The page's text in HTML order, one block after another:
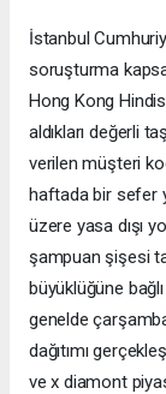
İstanbul
soruşturma
Hong Kong
aldıkları değerli
verilen müşteri
haftada bir sefer
üzere yasa dışı
şampuan şişesi
büyüklüğüne
genelde
dağıtımı
ve x diamont